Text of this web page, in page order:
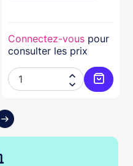
au panier
Connectez-vous pour
consulter les prix

